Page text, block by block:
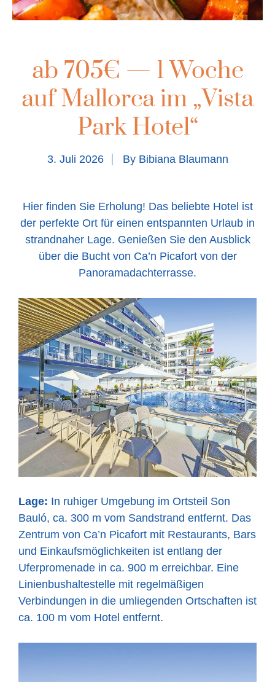
ab 705€ — 1 Woche
auf Mallorca im „Vista
Park Hotel“
3. Juli 2026 By Bibiana Blaumann
Hier finden Sie Erholung! Das beliebte Hotel ist
der perfekte Ort für einen entspannten Urlaub in
strandnaher Lage. Genießen Sie den Ausblick
über die Bucht von Ca’n Picafort von der
Panoramadachterrasse.
Lage: In ruhiger Umgebung im Ortsteil Son
Bauló, ca. 300 m vom Sandstrand entfernt. Das
Zentrum von Ca’n Picafort mit Restaurants, Bars
und Einkaufsmöglichkeiten ist entlang der
Uferpromenade in ca. 900 m erreichbar. Eine
Linienbushaltestelle mit regelmäßigen
Verbindungen in die umliegenden Ortschaften ist
ca. 100 m vom Hotel entfernt.